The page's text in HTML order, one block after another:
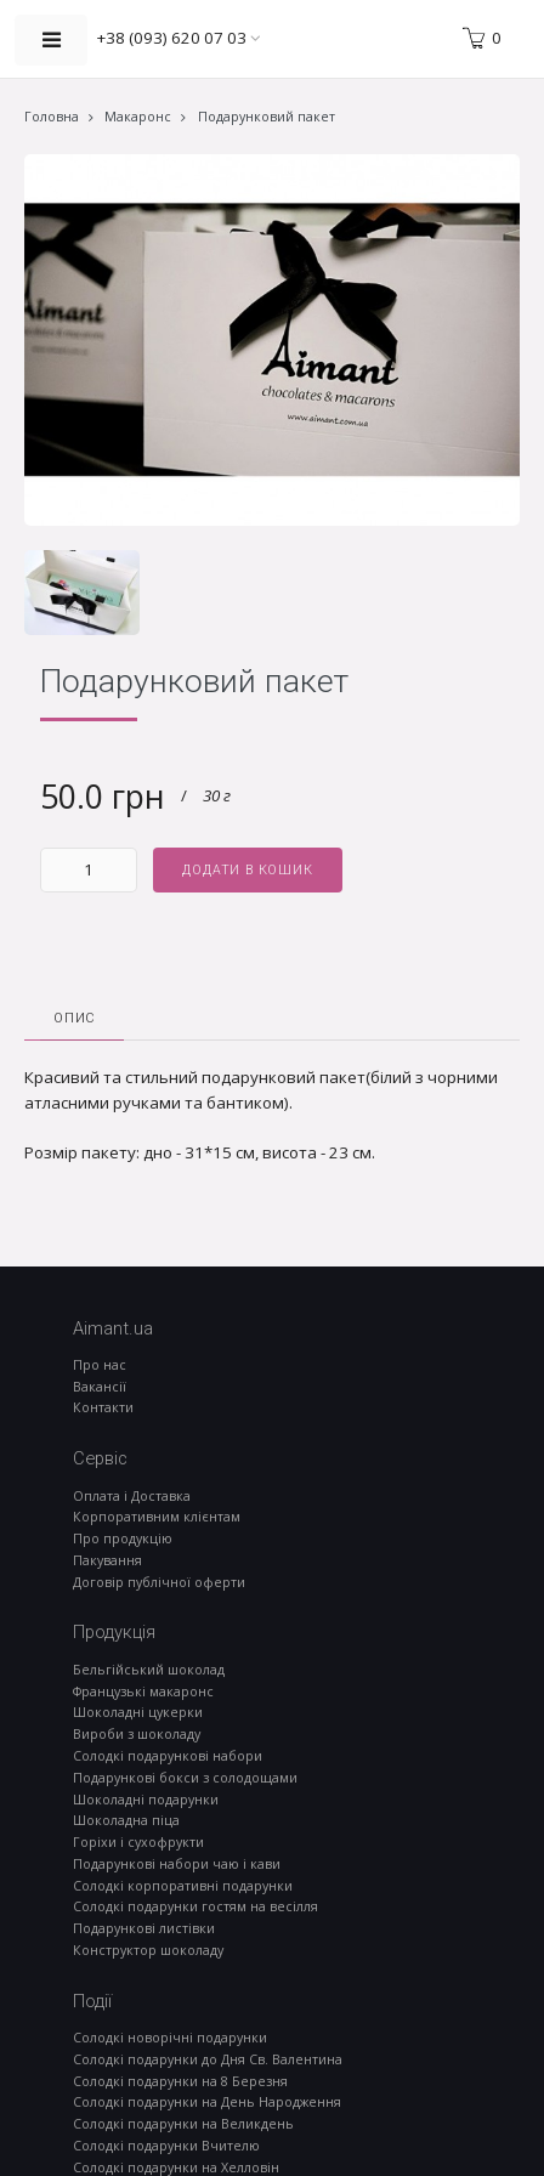
+38 (093) 620 07 03 0
Головна Макаронс Подарунковий пакет
Подарунковий пакет
50.0 грн / 30 г
ДОДАТИ В КОШИК
ОПИС
Красивий та стильний подарунковий пакет(білий з чорними
атласними ручками та бантиком).
Розмір пакету: дно - 31*15 см, висота - 23 см.
Aimant.ua
Про нас
Вакансії
Контакти
Сервіс
Оплата і Доставка
Корпоративним клієнтам
Про продукцію
Пакування
Договір публічної оферти
Продукція
Бельгійський шоколад
Французькі макаронс
Шоколадні цукерки
Вироби з шоколаду
Солодкі подарункові набори
Подарункові бокси з солодощами
Шоколадні подарунки
Шоколадна піца
Горіхи і сухофрукти
Подарункові набори чаю і кави
Солодкі корпоративні подарунки
Солодкі подарунки гостям на весілля
Подарункові листівки
Конструктор шоколаду
Події
Солодкі новорічні подарунки
Солодкі подарунки до Дня Св. Валентина
Солодкі подарунки на 8 Березня
Солодкі подарунки на День Народження
Солодкі подарунки на Великдень
Солодкі подарунки Вчителю
Солодкі подарунки на Хелловін